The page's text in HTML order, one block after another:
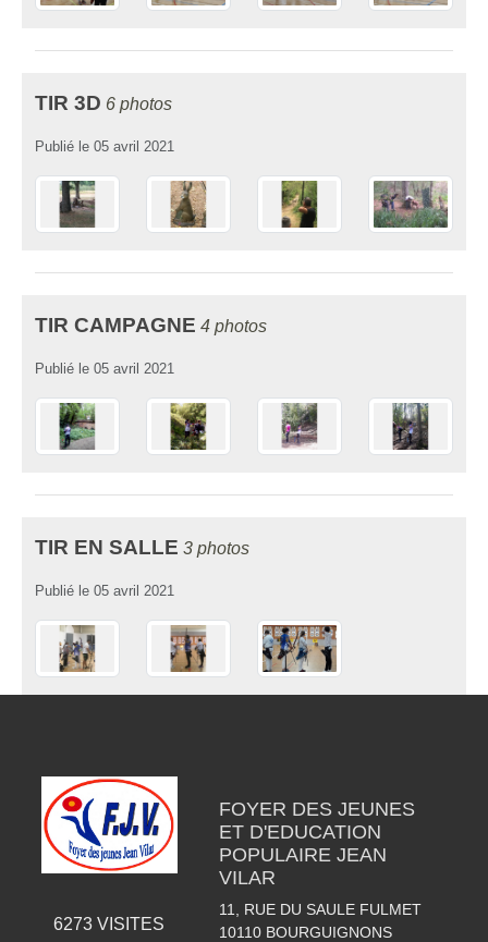
TIR 3D 6 photos
Publié le 05 avril 2021
TIR CAMPAGNE 4 photos
Publié le 05 avril 2021
TIR EN SALLE 3 photos
Publié le 05 avril 2021
6273 VISITES
FOYER DES JEUNES
ET D'EDUCATION
POPULAIRE JEAN
VILAR
11, RUE DU SAULE FULMET
10110 BOURGUIGNONS